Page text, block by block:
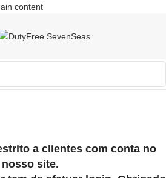
content
a clientes com conta no
nosso site.